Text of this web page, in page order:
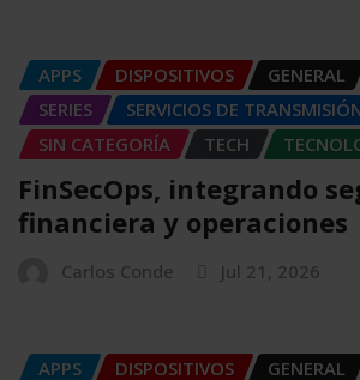
APPS DISPOSITIVOS GENERAL
SERIES
SERVICIOS DE
SIN CATEGORÍA
TECH
FinSecOps, integrando
financiera y operaciones
Carlos Conde Jul 21, 2026
APPS DISPOSITIVOS GENERAL